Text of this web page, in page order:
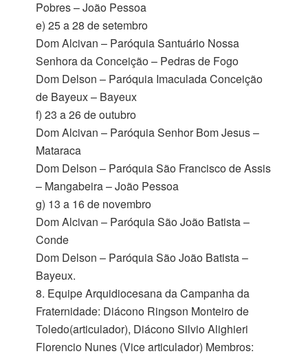
Pobres – João Pessoa
e) 25 a 28 de setembro
Dom Alcivan – Paróquia Santuário Nossa
Senhora da Conceição – Pedras de Fogo
Dom Delson – Paróquia Imaculada Conceição
de Bayeux – Bayeux
f) 23 a 26 de outubro
Dom Alcivan – Paróquia Senhor Bom Jesus –
Mataraca
Dom Delson – Paróquia São Francisco de Assis
– Mangabeira – João Pessoa
g) 13 a 16 de novembro
Dom Alcivan – Paróquia São João Batista –
Conde
Dom Delson – Paróquia São João Batista –
Bayeux.
Equipe Arquidiocesana da Campanha da
Fraternidade: Diácono Ringson Monteiro de
Toledo(articulador), Diácono Silvio Alighieri
Florencio Nunes (Vice articulador) Membros: